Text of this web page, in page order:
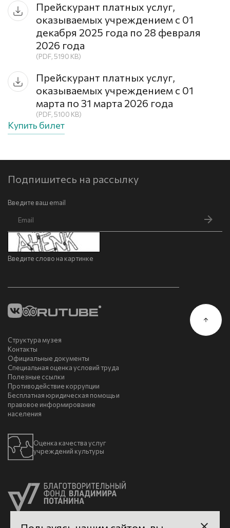
Прейскурант платных услуг,
оказываемых учреждением с 01
декабря 2025 года по 28 февраля
2026 года
(PDF, 5190 KB)
Прейскурант платных услуг,
оказываемых учреждением с 01
марта по 31 марта 2026 года
(PDF, 5100 KB)
Купить билет
Подпишитесь на рассылку
Введите ваш email
Введите слово на картинке
Структура музея
Контакты
Официальные документы
Специальная оценка условий труда
Полезные ссылки
Противодействие коррупции
Бесплатная юридическая помощь и
правовое информирование
населения
Оценка качества услуг
учреждений культуры